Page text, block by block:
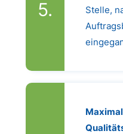
Stelle,